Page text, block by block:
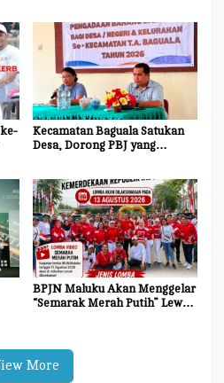
Mitra Strategis Pemerintah
Kecamatan Baguala Satukan
Desa, Dorong PBJ yang
BPJN Maluku Akan Menggelar
“Semarak Merah Putih” Lewat
More